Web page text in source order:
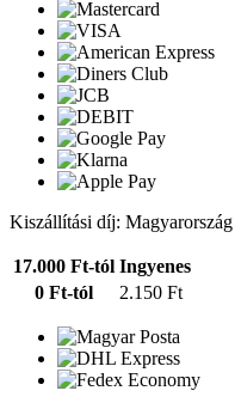
Kiszállítási díj: Magyarország
17.000 Ft-tól Ingyenes
0 Ft-tól
2.150 Ft